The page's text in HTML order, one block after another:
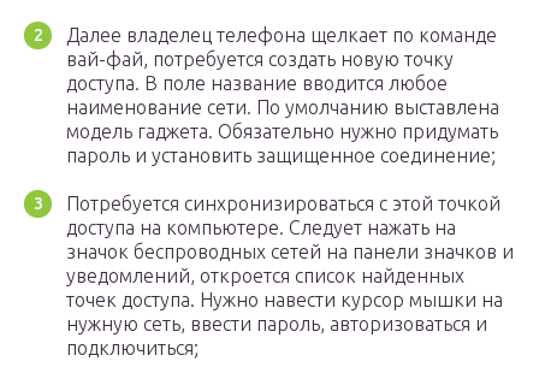
Далее владелец телефона щелкает по команде
вай-фай, потребуется создать новую точку
доступа. В поле название вводится любое
наименование сети. По умолчанию выставлена
модель гаджета. Обязательно нужно придумать
пароль и установить защищенное соединение;
Потребуется синхронизироваться с этой точкой
доступа на компьютере. Следует нажать на
значок беспроводных сетей на панели значков и
уведомлений, откроется список найденных
точек доступа. Нужно навести курсор мышки на
нужную сеть, ввести пароль, авторизоваться и
подключиться;